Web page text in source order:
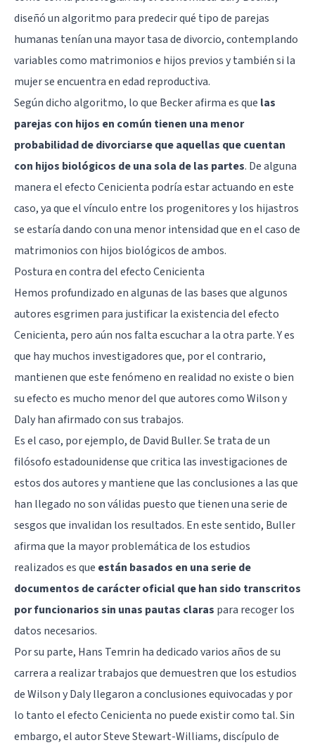
diseñó un algoritmo para predecir qué tipo de parejas
humanas tenían una mayor tasa de divorcio, contemplando
variables como matrimonios e hijos previos y también si la
mujer se encuentra en edad reproductiva.
Según dicho algoritmo, lo que Becker afirma es que las
parejas con hijos en común tienen una menor
probabilidad de divorciarse que aquellas que cuentan
con hijos biológicos de una sola de las partes. De alguna
manera el efecto Cenicienta podría estar actuando en este
caso, ya que el vínculo entre los progenitores y los hijastros
se estaría dando con una menor intensidad que en el caso de
matrimonios con hijos biológicos de ambos.
Postura en contra del efecto Cenicienta
Hemos profundizado en algunas de las bases que algunos
autores esgrimen para justificar la existencia del efecto
Cenicienta, pero aún nos falta escuchar a la otra parte. Y es
que hay muchos investigadores que, por el contrario,
mantienen que este fenómeno en realidad no existe o bien
su efecto es mucho menor del que autores como Wilson y
Daly han afirmado con sus trabajos.
Es el caso, por ejemplo, de David Buller. Se trata de un
filósofo estadounidense que critica las investigaciones de
estos dos autores y mantiene que las conclusiones a las que
han llegado no son válidas puesto que tienen una serie de
sesgos que invalidan los resultados. En este sentido, Buller
afirma que la mayor problemática de los estudios
realizados es que están basados en una serie de
documentos de carácter oficial que han sido transcritos
por funcionarios sin unas pautas claras para recoger los
datos necesarios.
Por su parte, Hans Temrin ha dedicado varios años de su
carrera a realizar trabajos que demuestren que los estudios
de Wilson y Daly llegaron a conclusiones equivocadas y por
lo tanto el efecto Cenicienta no puede existir como tal. Sin
embargo, el autor Steve Stewart-Williams, discípulo de